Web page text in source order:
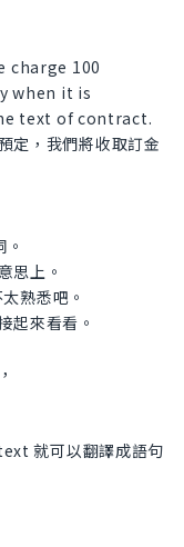
charge 100
when it is
text of contract.
定，我們將收取訂金
思上。
熟悉吧。
起來看看。
就可以翻譯成語句